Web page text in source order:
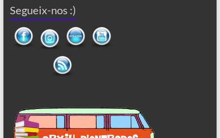
Segueix-nos :)